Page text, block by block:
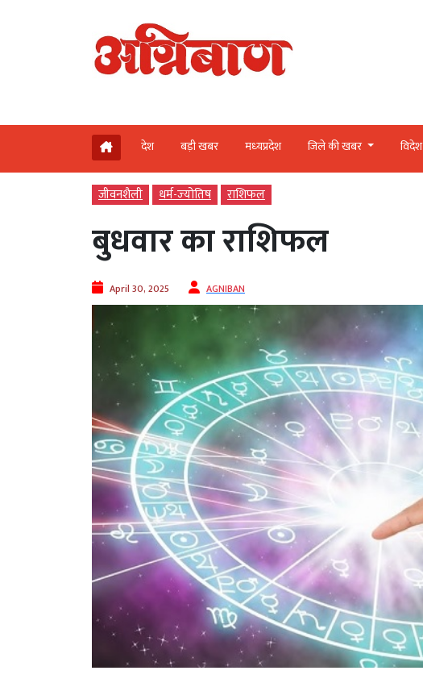
देश बड़ी खबर मध्‍यप्रदेश जिले की खबर विदेश
जीवनशैली धर्म-ज्‍योतिष राशिफल
बुधवार का राशिफल
April 30, 2025 AGNIBAN